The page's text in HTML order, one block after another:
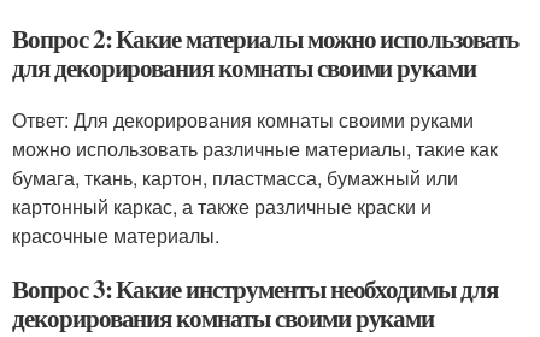
Вопрос 2: Какие материалы можно использовать
для декорирования комнаты своими руками
Ответ: Для декорирования комнаты своими руками
можно использовать различные материалы, такие как
бумага, ткань, картон, пластмасса, бумажный или
картонный каркас, а также различные краски и
красочные материалы.
Вопрос 3: Какие инструменты необходимы для
декорирования комнаты своими руками